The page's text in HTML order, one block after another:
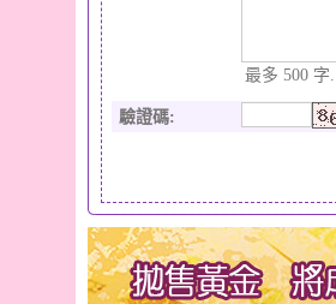
最多 500 字.
驗證碼: